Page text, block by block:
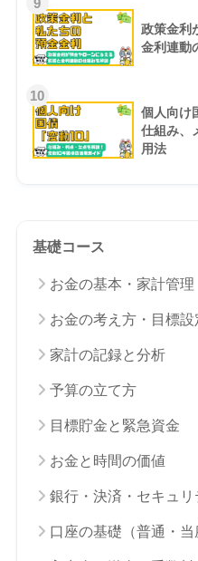
9
政策金利
金利連動
10
個人向け
仕組み、
用法
基礎コース
お金の基本・家計管理
お金の考え方・目標設
家計の記録と分析
予算の立て方
目標貯金と緊急資金
お金と時間の価値
銀行・決済・セキュリ
口座の基礎（普通・当